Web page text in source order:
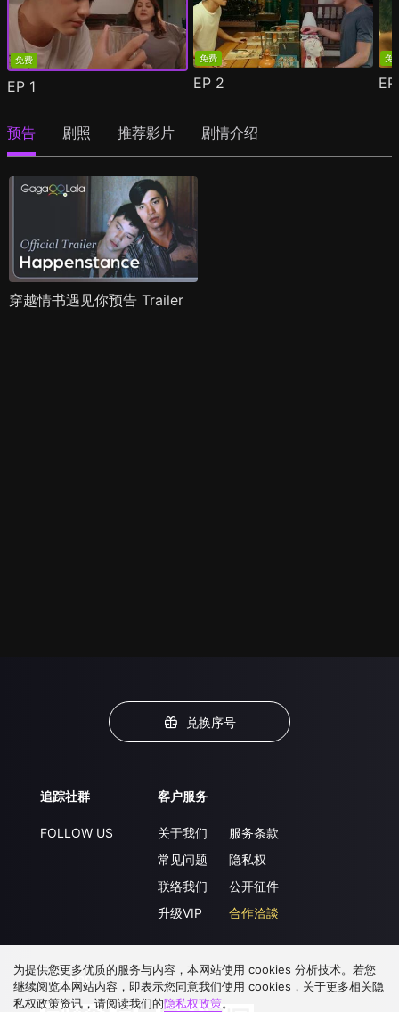
免费
EP 1
免费
EP 2
免
预告 剧照 推荐影片 剧情介绍
穿越情书遇见你预告 Trailer
兑换序号
追踪社群
FOLLOW US
客户服务
关于我们
常见问题
联络我们
升级VIP
服务条款
隐私权
公开征件
合作洽談
下载 APP
为提供您更多优质的服务与内容，本网站使用 cookies 分析技术。若您
继续阅览本网站内容，即表示您同意我们使用 cookies，关于更多相关隐
私权政策资讯，请阅读我们的隐私权政策。